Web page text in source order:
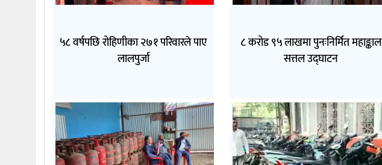
५८ वर्षपछि रोहिणीका २७१ परिवारले पाए
लालपुर्जा
८ करोड ९५ लाखमा पुनःनिर्मित महाङ्काल
सत्तल उद्घाटन